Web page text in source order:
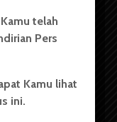
telah
Pers
Kamu lihat
ini.